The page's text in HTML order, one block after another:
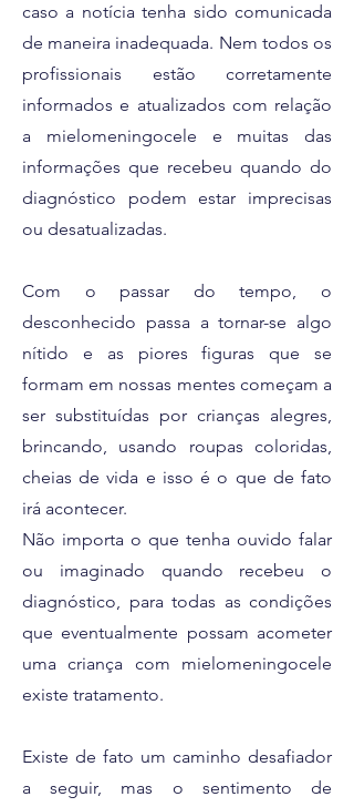
caso a notícia tenha sido comunicada
de maneira inadequada. Nem todos os
profissionais estão corretamente
informados e atualizados com relação
a mielomeningocele e muitas das
informações que recebeu quando do
diagnóstico podem estar imprecisas
ou desatualizadas.
Com o passar do tempo, o
desconhecido passa a tornar-se algo
nítido e as piores figuras que se
formam em nossas mentes começam a
ser substituídas por crianças alegres,
brincando, usando roupas coloridas,
cheias de vida e isso é o que de fato
irá acontecer.
Não importa o que tenha ouvido falar
ou imaginado quando recebeu o
diagnóstico, para todas as condições
que eventualmente possam acometer
uma criança com mielomeningocele
existe tratamento.
Existe de fato um caminho desafiador
a seguir, mas o sentimento de